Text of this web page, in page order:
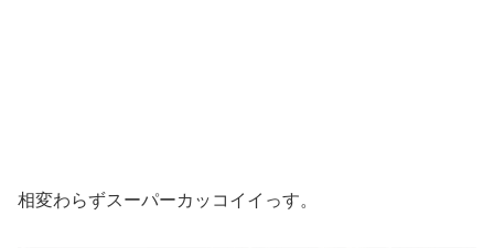
相変わらずスーパーカッコイイっす。